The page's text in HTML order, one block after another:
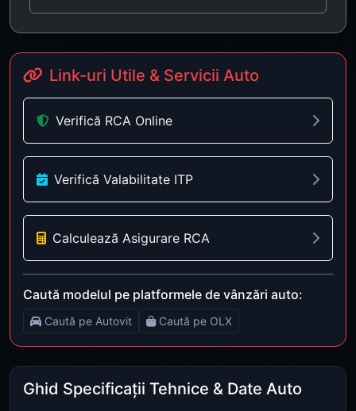
Link-uri Utile & Servicii Auto
Verifică RCA Online
Verifică Valabilitate ITP
Calculează Asigurare RCA
Caută modelul pe platformele de vânzări auto:
Caută pe Autovit Caută pe OLX
Ghid Specificații Tehnice & Date Auto